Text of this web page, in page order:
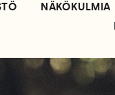
NÄKÖKULMIA